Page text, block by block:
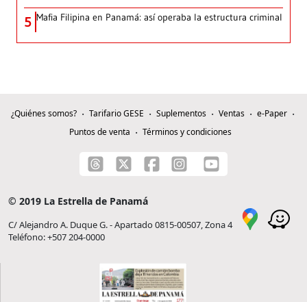
5 Mafia Filipina en Panamá: así operaba la estructura criminal
¿Quiénes somos? Tarifario GESE Suplementos Ventas
e-Paper
Puntos de venta
Términos y condiciones
© 2019 La Estrella de Panamá
C/ Alejandro A. Duque G. - Apartado 0815-00507, Zona 4
Teléfono: +507 204-0000